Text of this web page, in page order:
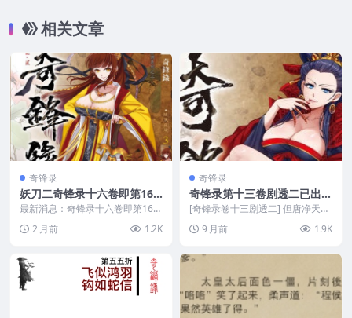
相关文章
奇锋录
妖刀二奇锋录十六卷即第16
卷已开放购买即将发出
最新消息：奇锋录十六卷即第16卷
录》卷16先行版（无...
2 月前 1.2K
奇锋录
奇锋录第十三卷剧透二已出，
即将发出13集epub
[奇锋录卷十三剧透二] 但唐净天连
掌後被馀劲震退，...
9 月前 1.9K